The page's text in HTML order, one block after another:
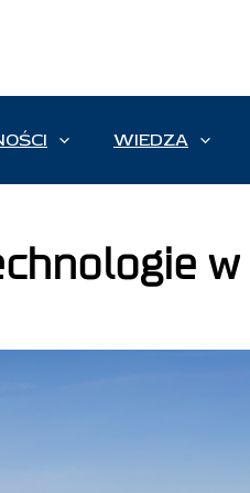
WIEDZA
w